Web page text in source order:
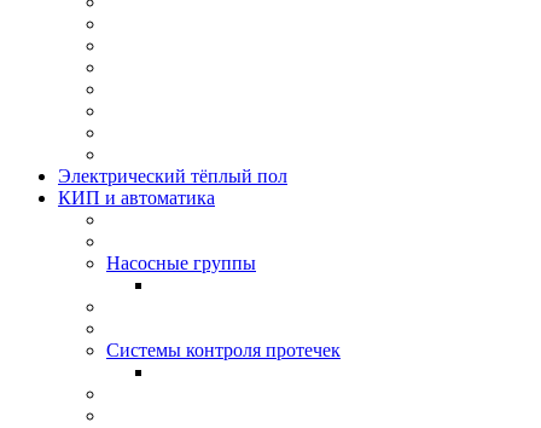
Электрический тёплый пол
КИП и автоматика
Насосные группы
Системы контроля протeчек